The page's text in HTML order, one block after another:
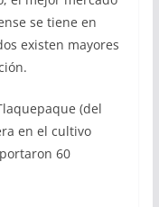
se tiene en
existen mayores
(del
en el cultivo
60